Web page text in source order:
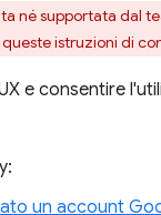
né supportata dal
istruzioni di
e consentire
un account